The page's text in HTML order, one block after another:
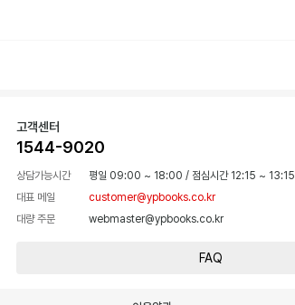
고객센터
1544-9020
상담가능시간 평일 09:00 ~ 18:00 / 점심시간 12:15 ~ 13:15
대표 메일
customer@ypbooks.co.kr
대량 주문
webmaster@ypbooks.co.kr
FAQ